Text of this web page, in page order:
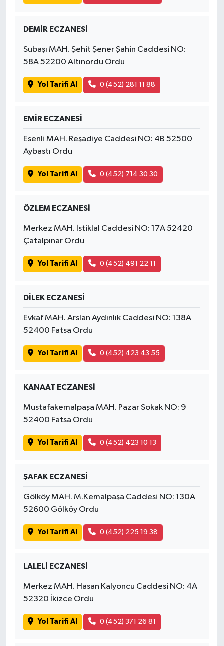
DEMİR ECZANESİ
Subaşı MAH. Şehit Şener Şahin Caddesi NO:
58A 52200 Altınordu Ordu
Yol Tarifi Al 0 (452) 281 11 88
EMİR ECZANESİ
Esenli MAH. Reşadiye Caddesi NO: 4B 52500
Aybastı Ordu
Yol Tarifi Al 0 (452) 714 30 30
ÖZLEM ECZANESİ
Merkez MAH. İstiklal Caddesi NO: 17A 52420
Çatalpınar Ordu
Yol Tarifi Al 0 (452) 491 22 11
DİLEK ECZANESİ
Evkaf MAH. Arslan Aydınlık Caddesi NO: 138A
52400 Fatsa Ordu
Yol Tarifi Al 0 (452) 423 43 55
KANAAT ECZANESİ
Mustafakemalpaşa MAH. Pazar Sokak NO: 9
52400 Fatsa Ordu
Yol Tarifi Al 0 (452) 423 10 13
ŞAFAK ECZANESİ
Gölköy MAH. M.Kemalpaşa Caddesi NO: 130A
52600 Gölköy Ordu
Yol Tarifi Al 0 (452) 225 19 38
LALELİ ECZANESİ
Merkez MAH. Hasan Kalyoncu Caddesi NO: 4A
52320 İkizce Ordu
Yol Tarifi Al 0 (452) 371 26 81